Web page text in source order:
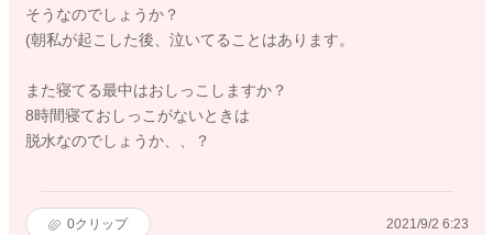
そうなのでしょうか？
(朝私が起こした後、泣いてることはあります。
また寝てる最中はおしっこしますか？
8時間寝ておしっこがないときは
脱水なのでしょうか、、？
0クリップ 2021/9/2 6:23